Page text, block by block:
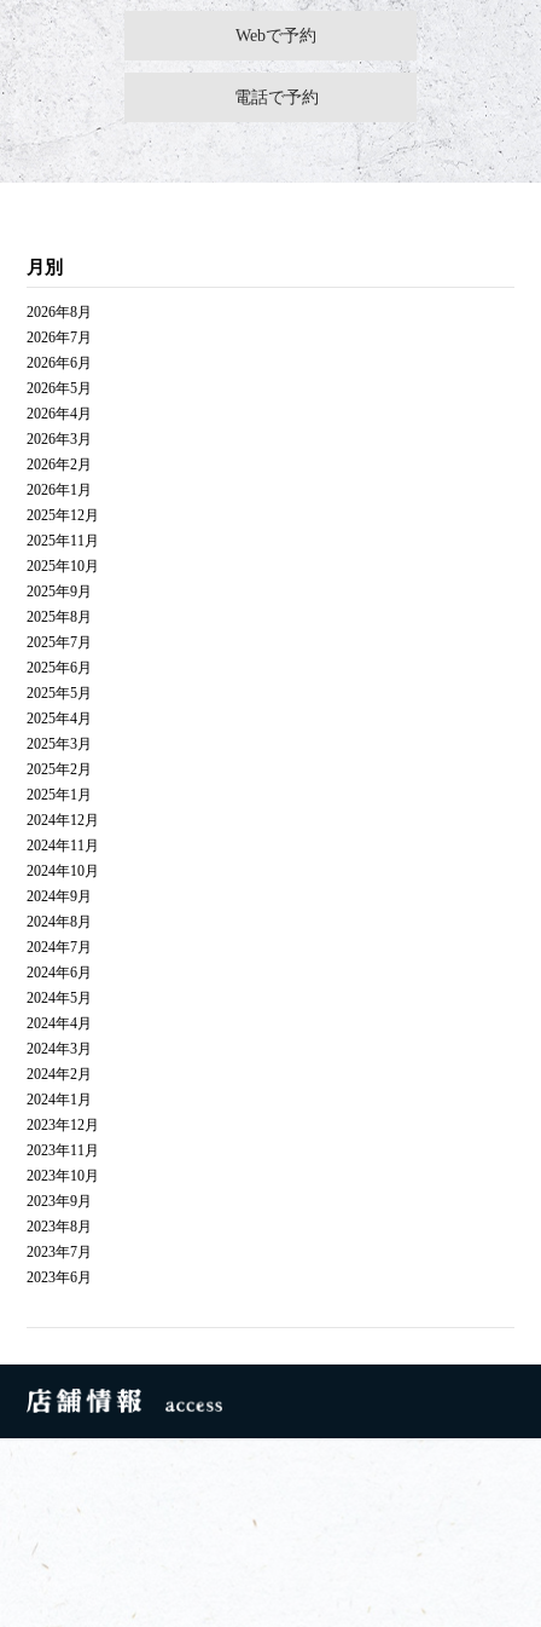
Webで予約
電話で予約
月別
2026年8月
2026年7月
2026年6月
2026年5月
2026年4月
2026年3月
2026年2月
2026年1月
2025年12月
2025年11月
2025年10月
2025年9月
2025年8月
2025年7月
2025年6月
2025年5月
2025年4月
2025年3月
2025年2月
2025年1月
2024年12月
2024年11月
2024年10月
2024年9月
2024年8月
2024年7月
2024年6月
2024年5月
2024年4月
2024年3月
2024年2月
2024年1月
2023年12月
2023年11月
2023年10月
2023年9月
2023年8月
2023年7月
2023年6月